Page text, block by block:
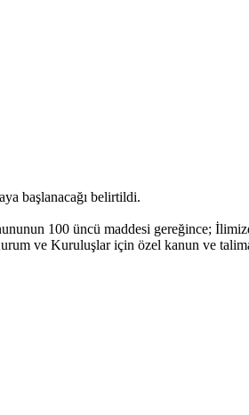
başlanacağı belirtildi.
100 üncü maddesi gereğince;
ve Kuruluşlar için özel kanun ve